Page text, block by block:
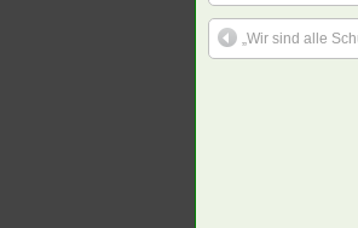
„Wir sind alle